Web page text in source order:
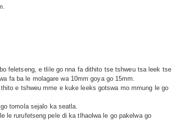
feletseng, e tlile go nna fa dithito tse tshweu tsa leek tse
fa ba le molagare wa 10mm goya go 15mm.
e tshweu mme e kuke leeks gotswa mo mmung le go
tomola sejalo ka seatla.
le rurufetseng pele di ka tlhaolwa le go pakelwa go